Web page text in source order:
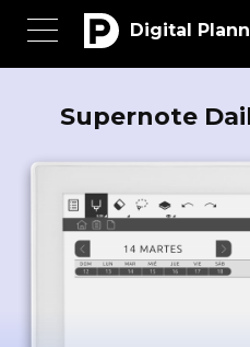
Digital
Supernote